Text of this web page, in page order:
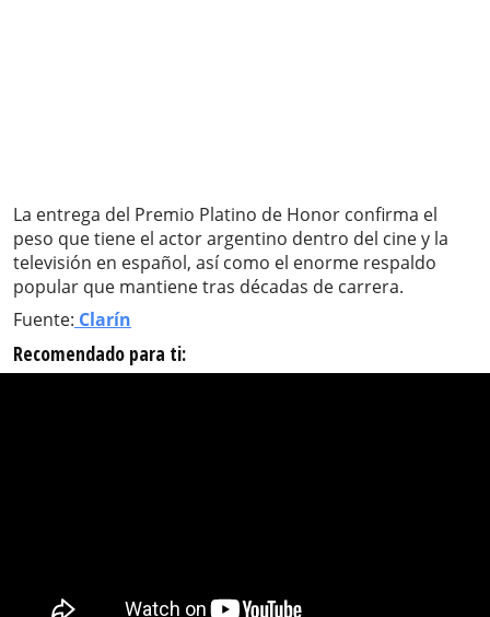
La entrega del Premio Platino de Honor confirma el
peso que tiene el actor argentino dentro del cine y la
televisión en español, así como el enorme respaldo
popular que mantiene tras décadas de carrera.
Fuente: Clarín
Recomendado para ti: